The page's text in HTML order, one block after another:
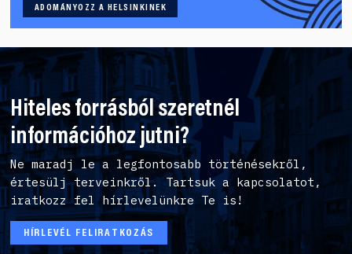
ADOMÁNYOZZ A HELSINKINEK
Hiteles forrásból szeretnél
információhoz jutni?
Ne maradj le a legfontosabb történésekről,
értesülj terveinkről. Tartsuk a kapcsolatot,
iratkozz fel hírlevelünkre Te is!
HÍRLEVÉL FELIRATKOZÁS